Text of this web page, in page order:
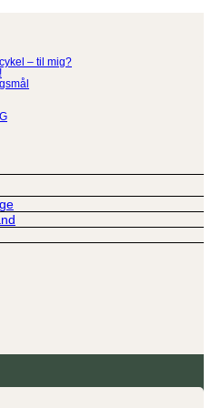
– til mig?